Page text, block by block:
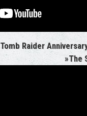
Tomb Raider
»The